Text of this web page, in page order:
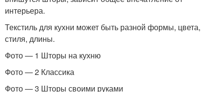
интерьера.
Текстиль для кухни может быть разной формы, цвета,
стиля, длины.
Фото — 1 Шторы на кухню
Фото — 2 Классика
Фото — 3 Шторы своими руками